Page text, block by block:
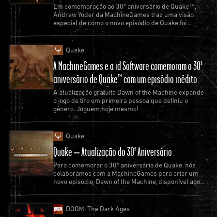
Em comemoração ao 30º aniversário de Quake™,
Andrew Yoder da MachineGames traz uma visão
especial de como o novo episódio de Quake foi
Quake
A MachineGames e a id Software comemoram o 30º
aniversário de Quake™ com um episódio inédito
A atualização gratuita Dawn of the Machine expande
o jogo de tiro em primeira pessoa que definiu o
gênero. Joguem hoje mesmo!
Quake
Quake – Atualização do 30º Aniversário
Para comemorar o 30º aniversário de Quake, nós
colaboramos com a MachineGames para criar um
novo episódio, Dawn of the Machine, disponível agora
como uma atualização gratuita do jogo.
DOOM: The Dark Ages